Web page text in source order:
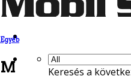
Keresés a
Egyéb
M